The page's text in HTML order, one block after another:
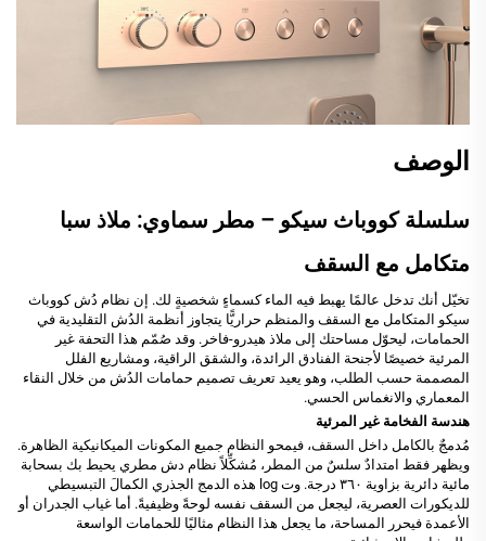
الوصف
سلسلة كووباث سيكو – مطر سماوي: ملاذ سبا
متكامل مع السقف
تخيّل أنك تدخل عالمًا يهبط فيه الماء كسماءٍ شخصيةٍ لك. إن نظام دُش كووباث
سيكو المتكامل مع السقف والمنظم حراريًّا يتجاوز أنظمة الدُش التقليدية في
الحمامات، ليحوّل مساحتك إلى ملاذ هيدرو-فاخر. وقد صُمّم هذا التحفة غير
المرئية خصيصًا لأجنحة الفنادق الرائدة، والشقق الراقية، ومشاريع الفلل
المصممة حسب الطلب، وهو يعيد تعريف تصميم حمامات الدُش من خلال النقاء
المعماري والانغماس الحسي.
هندسة الفخامة غير المرئية
مُدمجٌ بالكامل داخل السقف، فيمحو النظام جميع المكونات الميكانيكية الظاهرة.
ويظهر فقط امتدادٌ سلسٌ من المطر، مُشكِّلاً نظام دش مطري يحيط بك بسحابة
مائية دائرية بزاوية ٣٦٠ درجة. وت log هذه الدمج الجذري الكمالَ التبسيطي
للديكورات العصرية، ليجعل من السقف نفسه لوحةً وظيفيةً. أما غياب الجدران أو
الأعمدة فيحرر المساحة، ما يجعل هذا النظام مثاليًا للحمامات الواسعة